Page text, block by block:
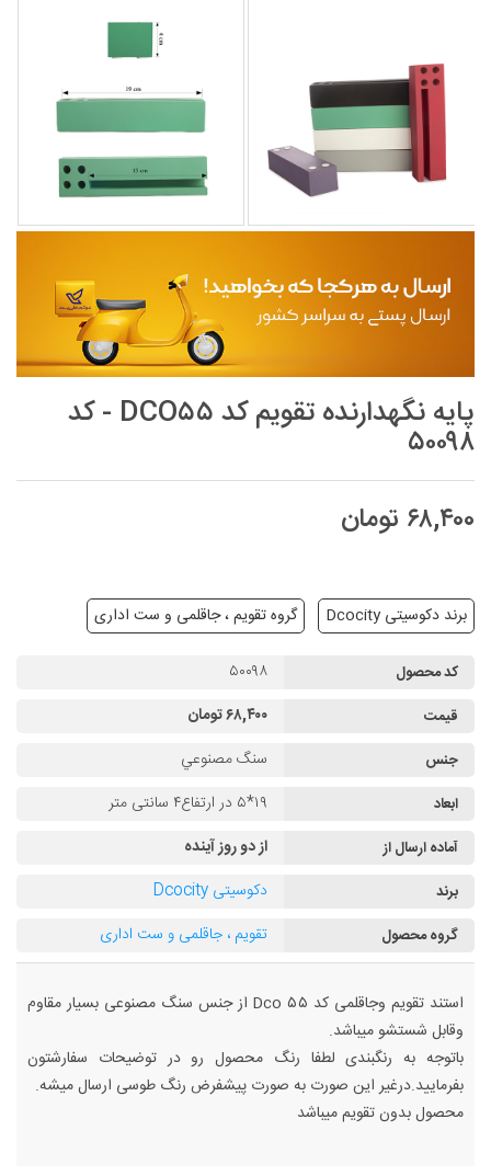
پایه نگهدارنده تقویم کد DCO۵۵ - کد
۵۰۰۹۸
۶۸,۴۰۰ تومان
برند دکوسیتی Dcocity گروه تقویم ، جاقلمی و ست اداری
کد محصول ۵۰۰۹۸
قیمت ۶۸,۴۰۰ تومان
جنس سنگ مصنوعي
ابعاد ۱۹*۵ در ارتفاع۴ سانتی متر
آماده ارسال از از دو روز آینده
برند دکوسیتی Dcocity
گروه محصول تقویم ، جاقلمی و ست اداری
استند تقویم وجاقلمی کد Dco ۵۵ از جنس سنگ مصنوعی بسیار مقاوم
وقابل شستشو میباشد.
باتوجه به رنگبندی لطفا رنگ محصول رو در توضیحات سفارشتون
بفرمایید.درغیر این صورت به صورت پیشفرض رنگ طوسی ارسال میشه.
محصول بدون تقویم میباشد